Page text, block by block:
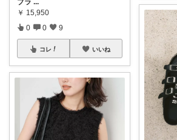
￥ 15,950
0 0 9
コレ いいね